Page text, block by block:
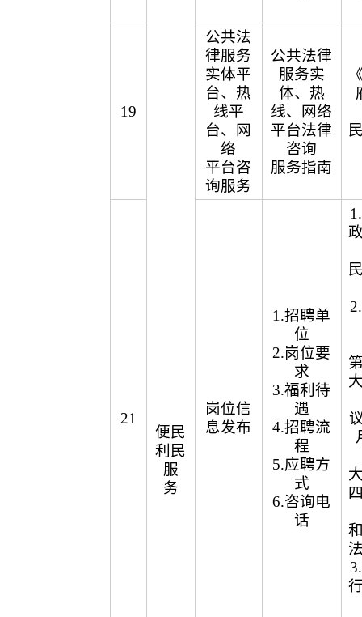
便民
利民
服
务
19
公共法
律服务
实体平
台、热
线平
台、网
络
平台咨
询服务
公共法律
服务实
体、热
线、网络
平台法律
咨询
服务指南
21
岗位信
息发布
1.招聘单
位
2.岗位要
求
3.福利待
遇
4.招聘流
程
5.应聘方
式
6.咨询电
话